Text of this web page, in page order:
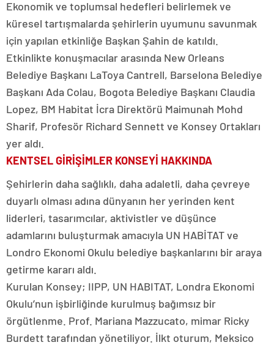
Ekonomik ve toplumsal hedefleri belirlemek ve
küresel tartışmalarda şehirlerin uyumunu savunmak
için yapılan etkinliğe Başkan Şahin de katıldı.
Etkinlikte konuşmacılar arasında New Orleans
Belediye Başkanı LaToya Cantrell, Barselona Belediye
Başkanı Ada Colau, Bogota Belediye Başkanı Claudia
Lopez, BM Habitat İcra Direktörü Maimunah Mohd
Sharif, Profesör Richard Sennett ve Konsey Ortakları
yer aldı.
KENTSEL GİRİŞİMLER KONSEYİ HAKKINDA
Şehirlerin daha sağlıklı, daha adaletli, daha çevreye
duyarlı olması adına dünyanın her yerinden kent
liderleri, tasarımcılar, aktivistler ve düşünce
adamlarını buluşturmak amacıyla UN HABİTAT ve
Londro Ekonomi Okulu belediye başkanlarını bir araya
getirme kararı aldı.
Kurulan Konsey; IIPP, UN HABITAT, Londra Ekonomi
Okulu’nun işbirliğinde kurulmuş bağımsız bir
örgütlenme. Prof. Mariana Mazzucato, mimar Ricky
Burdett tarafından yönetiliyor. İlkt oturum, Meksico